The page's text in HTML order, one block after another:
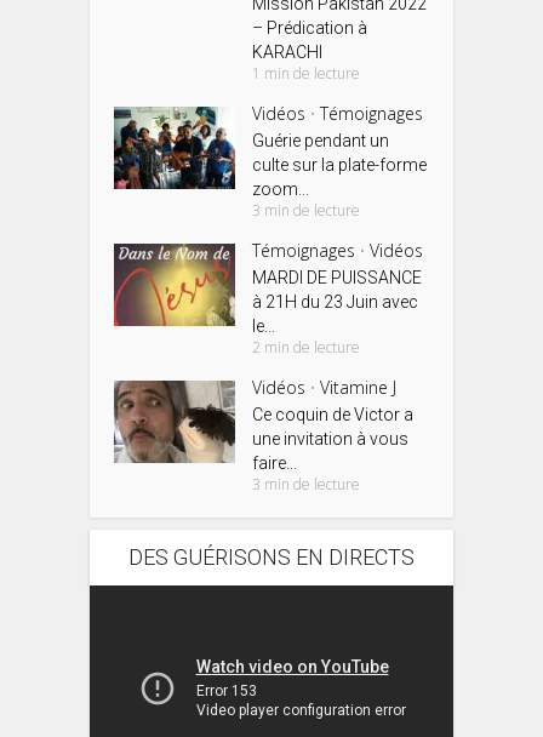
– Prédication à
KARACHI
1 min de lecture
Vidéos • Témoignages
Guérie pendant un
culte sur la plate-forme
zoom...
3 min de lecture
Témoignages • Vidéos
MARDI DE PUISSANCE
à 21H du 23 Juin avec
le...
2 min de lecture
Vidéos • Vitamine J
Ce coquin de Victor a
une invitation à vous
faire...
3 min de lecture
DES GUÉRISONS EN DIRECTS